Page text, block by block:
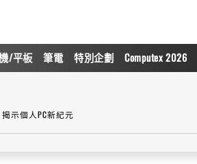
/平板 筆電 特別企劃 Computex 2026
揭示個人PC新紀元